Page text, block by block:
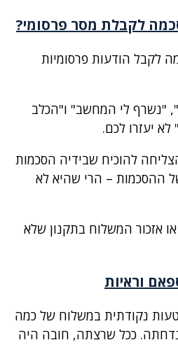
לקבלת מסר פרסומי?
לקבל הודעות פרסומיות
"נשרף לי המחשב" ו"הכלב
יעזרו לכם.
להוכיח שבידיה הסכמות
ההסכמות – הרי שהיא לא
אזכור המשלוח בתקנון שלא
וראיות
נקודתית במשלוח של כמה
ככל שרצתה, חובה היה